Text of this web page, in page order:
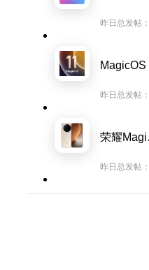
昨日总发帖
MagicOS
昨日总发帖
昨日总发帖